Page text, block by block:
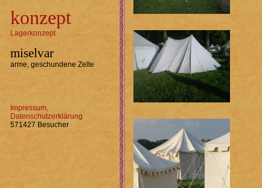
konzept
Lagerkonzept
miselvar
arme, geschundene Zelte
Impressum,
Datenschutzerklärung
571427 Besucher